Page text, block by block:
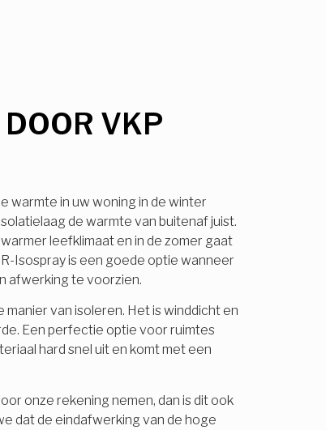
VKP
warmte in uw woning in de winter
de warmte van buitenaf juist.
leefklimaat en in de zomer gaat
Isospray is een goede optie wanneer
afwerking te voorzien.
van isoleren. Het is winddicht en
Een perfectie optie voor ruimtes
hard snel uit en komt met een
onze rekening nemen, dan is dit ook
dat de eindafwerking van de hoge